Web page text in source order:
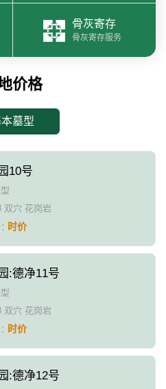
骨灰寄存
骨灰寄存服务
价格
墓型
10号
双穴 花岗岩
时价
:德净11号
双穴 花岗岩
时价
:德净12号